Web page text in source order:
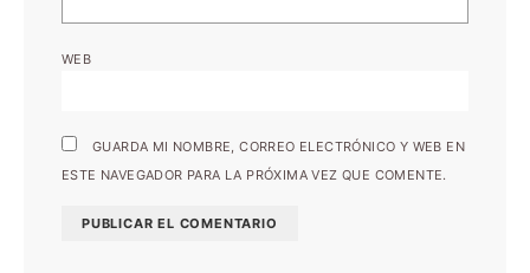
WEB
GUARDA MI NOMBRE, CORREO ELECTRÓNICO Y WEB EN
ESTE NAVEGADOR PARA LA PRÓXIMA VEZ QUE COMENTE.